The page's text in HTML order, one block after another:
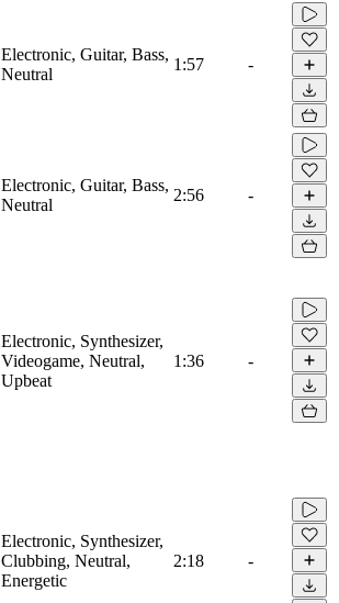
Electronic, Guitar, Bass,
Neutral
1:57 -
Electronic, Guitar, Bass,
Neutral
2:56 -
Electronic, Synthesizer,
Videogame, Neutral,
Upbeat
1:36 -
Electronic, Synthesizer,
Clubbing, Neutral,
Energetic
2:18 -